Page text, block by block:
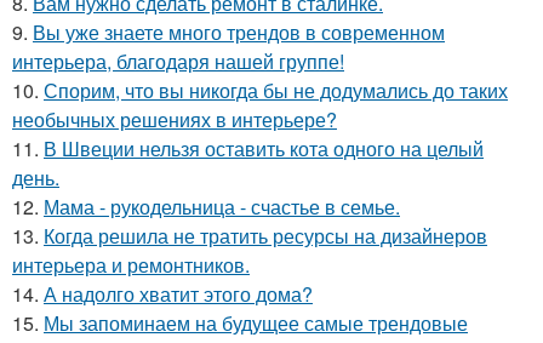
9. Вы уже знаете много трендов в современном
интерьера, благодаря нашей группе!
10. Спорим, что вы никогда бы не додумались до таких
необычных решениях в интерьере?
11. В Швеции нельзя оставить кота одного на целый
день.
12. Мама - рукодельница - счастье в семье.
13. Когда решила не тратить ресурсы на дизайнеров
интерьера и ремонтников.
14. А надолго хватит этого дома?
15. Мы запоминаем на будущее самые трендовые